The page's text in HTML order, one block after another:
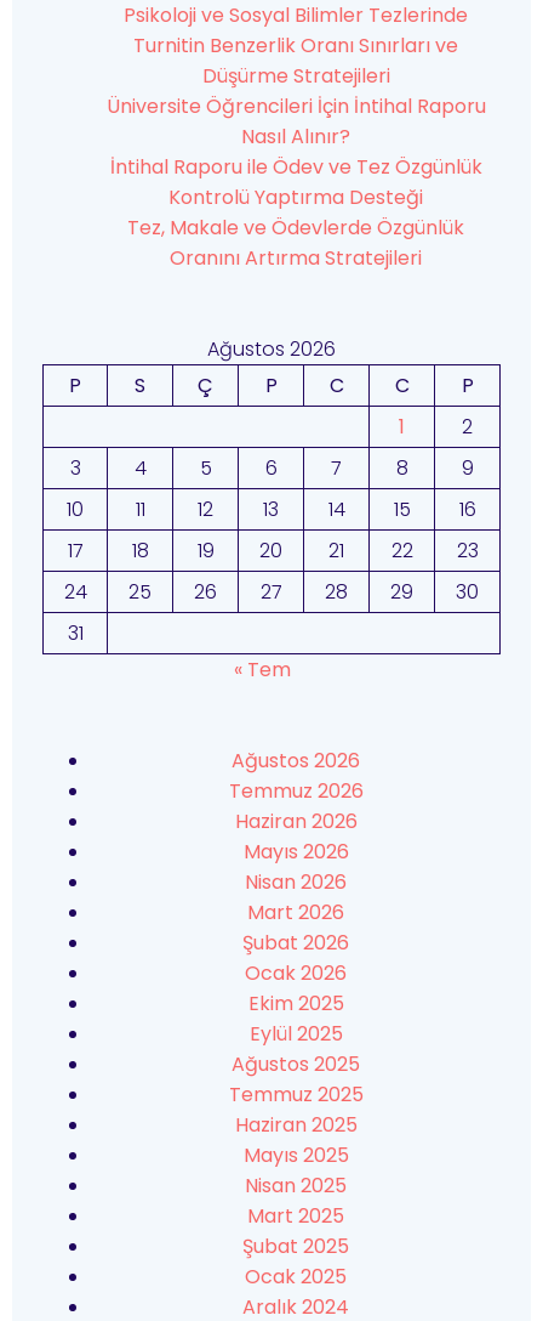
Psikoloji ve Sosyal Bilimler Tezlerinde
Turnitin Benzerlik Oranı Sınırları ve
Düşürme Stratejileri
Üniversite Öğrencileri İçin İntihal Raporu
Nasıl Alınır?
İntihal Raporu ile Ödev ve Tez Özgünlük
Kontrolü Yaptırma Desteği
Tez, Makale ve Ödevlerde Özgünlük
Oranını Artırma Stratejileri
Ağustos 2026
P
S Ç P C C
P
1
2
3
4 5 6 7 8
9
10
11 12 13 14 15
16
17
18 19 20 21 22
23
24
25 26 27 28 29
30
31
« Tem
Ağustos 2026
Temmuz 2026
Haziran 2026
Mayıs 2026
Nisan 2026
Mart 2026
Şubat 2026
Ocak 2026
Ekim 2025
Eylül 2025
Ağustos 2025
Temmuz 2025
Haziran 2025
Mayıs 2025
Nisan 2025
Mart 2025
Şubat 2025
Ocak 2025
Aralık 2024